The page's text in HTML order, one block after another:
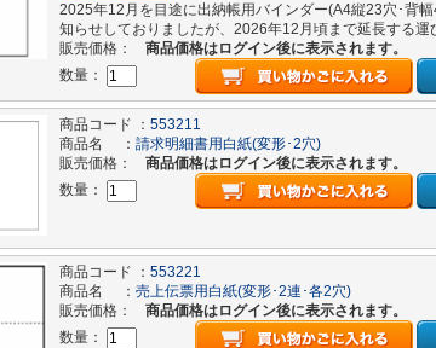
2025年12月を目途に出納帳用バインダー(A4縦23穴･背
知らせしておりましたが、2026年12月頃まで延長する運
販売価格：
商品価格はログイン後に表示されます。
数量：
商品コード ： 553211
商品名 ： 請求明細書用白紙(変形･2穴)
販売価格：
商品価格はログイン後に表示されます。
数量：
商品コード ： 553221
商品名 ： 売上伝票用白紙(変形･2連･各2穴)
販売価格：
商品価格はログイン後に表示されます。
数量：